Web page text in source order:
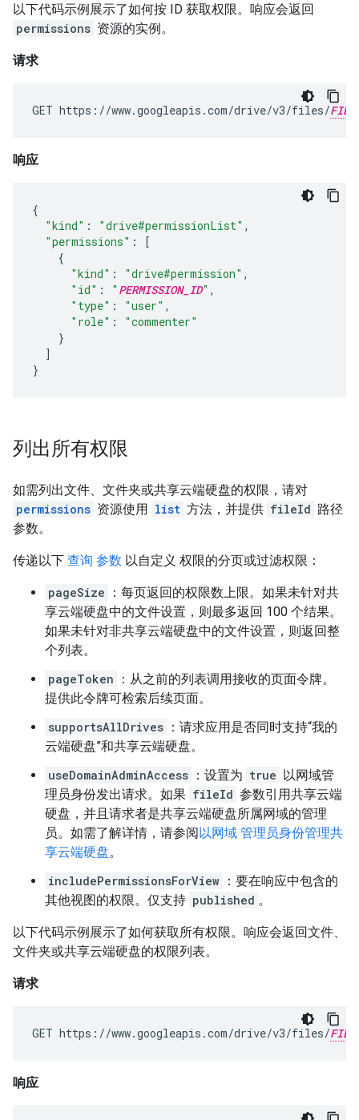
以下代码示例展示了如何按 ID 获取权限。响应会返回
permissions 资源的实例。
请求
GET https://www.googleapis.com/drive/v3/files/
响应
{
"kind" : "drive#permissionList" ,
"permissions" :
[
{
"kind" : "drive#permission" ,
"id" : " PERMISSION_ID" ,
"type" : "user" ,
"role" :
"commenter"
}
]
}
列出所有权限
如需列出文件、文件夹或共享云端硬盘的权限，请对
permissions 资源使用 list 方法，并提供 fileId 路径
参数。
传递以下 查询 参数 以自定义 权限的分页或过滤权限：
pageSize
：每页返回的权限数上限。如果未针对共
享云端硬盘中的文件设置，则最多返回 100 个结果。
如果未针对非共享云端硬盘中的文件设置，则返回整
个列表。
pageToken
：从之前的列表调用接收的页面令牌。
提供此令牌可检索后续页面。
supportsAllDrives ：请求应用是否同时支持“我的
云端硬盘”和共享云端硬盘。
useDomainAdminAccess ：设置为 true 以网域管
理员身份发出请求。如果 fileId 参数引用共享云端
硬盘，并且请求者是共享云端硬盘所属网域的管理
员。如需了解详情，请参阅以网域 管理员身份管理共
享云端硬盘。
includePermissionsForView ：要在响应中包含的
其他视图的权限。仅支持 published 。
以下代码示例展示了如何获取所有权限。响应会返回文件、
文件夹或共享云端硬盘的权限列表。
请求
GET https://www.googleapis.com/drive/v3/files/
响应